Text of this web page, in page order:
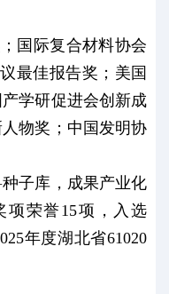
国际复合材料协会
最佳报告奖；美国
学研促进会创新成
物奖；中国发明协
子库，成果产业化
项荣誉15项，入选
年度湖北省61020